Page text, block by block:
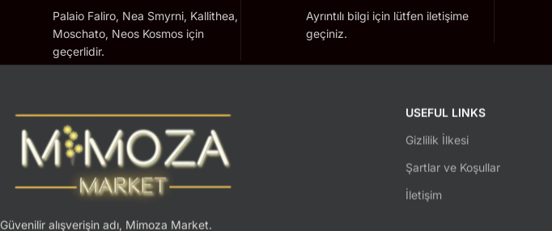
Palaio Faliro, Nea Smyrni, Kallithea,
Moschato, Neos Kosmos için
geçerlidir.
Ayrıntılı bilgi için lütfen iletişime
geçiniz.
Güvenilir alışverişin adı, Mimoza Market.
USEFUL LINKS
Gizlilik İlkesi
Şartlar ve Koşullar
İletişim